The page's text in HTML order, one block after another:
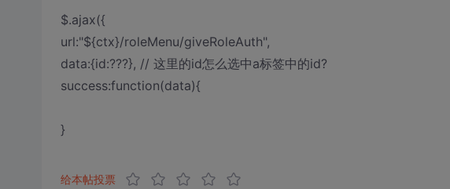
$.ajax({
url:"${ctx}/roleMenu/giveRoleAuth",
data:{id:???}, // 这里的id怎么选中a标签中的id?
success:function(data){
}
给本帖投票